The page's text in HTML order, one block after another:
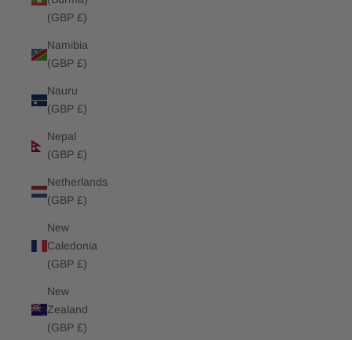
(GBP £)
Namibia
(GBP £)
Nauru
(GBP £)
Nepal
(GBP £)
Netherlands
(GBP £)
New
Caledonia
(GBP £)
New
Zealand
(GBP £)